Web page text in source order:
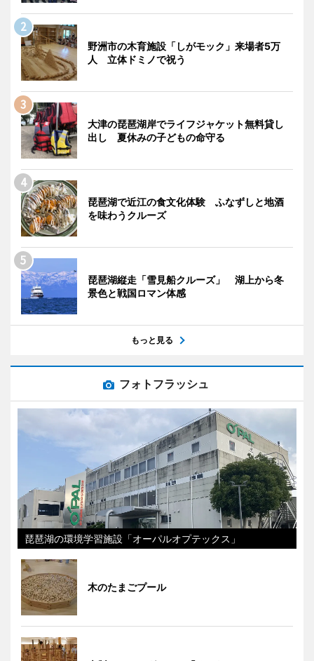
野洲市の木育施設「しがモック」来場者5万
人 立体ドミノで祝う
大津の琵琶湖岸でライフジャケット無料貸し
出し 夏休みの子どもの命守る
琵琶湖で近江の食文化体験 ふなずしと地酒
を味わうクルーズ
琵琶湖縦走「雪見船クルーズ」 湖上から冬
景色と戦国ロマン体感
もっと見る
フォトフラッシュ
琵琶湖の環境学習施設「オーパルオプテックス」
木のたまごプール